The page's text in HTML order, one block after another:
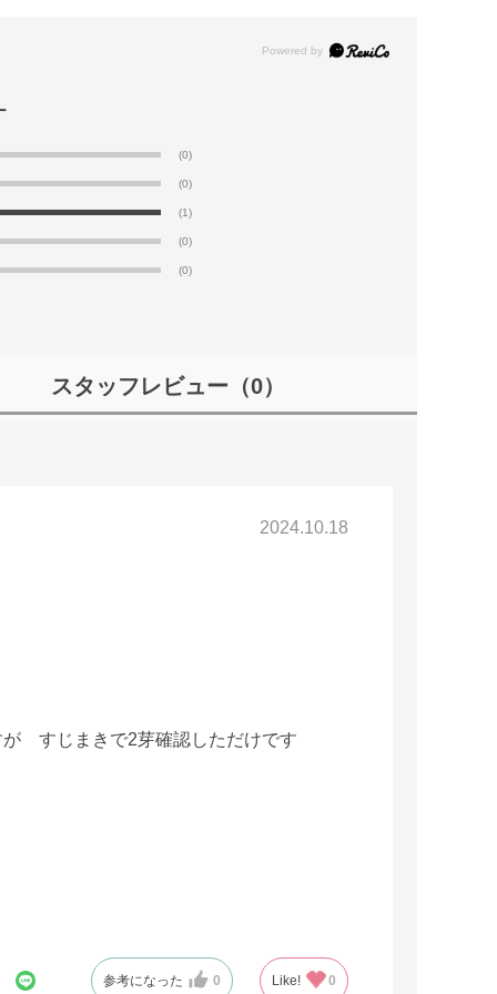
(0)
(0)
(1)
(0)
(0)
スタッフレビュー （0）
2024.10.18
が すじまきで2芽確認しただけです
参考になった 0 Like! 0